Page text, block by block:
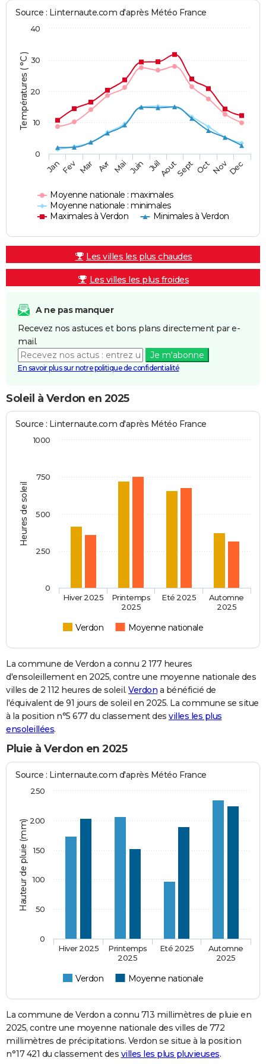
Températures ( °C )
Source : Linternaute.com d'après Météo France
Moyenne nationale : maximales
Moyenne nationale : minimales
Maximales à Verdon
Minimales à Verdon
JanFev Mar Avr Mai Juin JuilAoutSept OctNovDec
0
10
20
30
40
Les villes les plus chaudes
Les villes les plus froides
A ne pas manquer
Recevez nos astuces et bons plans directement par e-
mail.
Je m'abonne
En savoir plus sur notre politique de confidentialité
Soleil à Verdon en 2025
Heures de soleil
Source : Linternaute.com d'après Météo France
Verdon Moyenne nationale
Hiver 2025
Printemps
2025
Eté 2025
Automne
2025
0
250
500
750
1000
La commune de Verdon a connu 2 177 heures
d'ensoleillement en 2025, contre une moyenne nationale des
villes de 2 112 heures de soleil. Verdon a bénéficié de
l'équivalent de 91 jours de soleil en 2025. La commune se situe
à la position n°5 677 du classement des villes les plus
ensoleillées.
Pluie à Verdon en 2025
Hauteur de pluie (mm)
Source : Linternaute.com d'après Météo France
Verdon Moyenne nationale
Hiver 2025
Printemps
2025
Eté 2025
Automne
2025
0
50
100
150
200
250
La commune de Verdon a connu 713 millimètres de pluie en
2025, contre une moyenne nationale des villes de 772
millimètres de précipitations. Verdon se situe à la position
n°17 421 du classement des villes les plus pluvieuses.